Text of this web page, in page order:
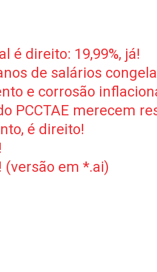
é direito: 19,99%, já!
de salários
e corrosão
PCCTAE merecem
é direito!
(versão em *.ai)